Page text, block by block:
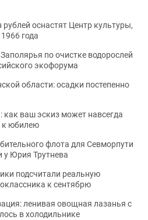
оснастят Центр культуры,
года
по очистке водорослей
экофорума
области: осадки постепенно
ваш эскиз может навсегда
к юбилею
флота для Севморпути
у Юрия Трутнева
подсчитали реальную
к сентябрю
ленивая овощная лазанья с
в холодильнике